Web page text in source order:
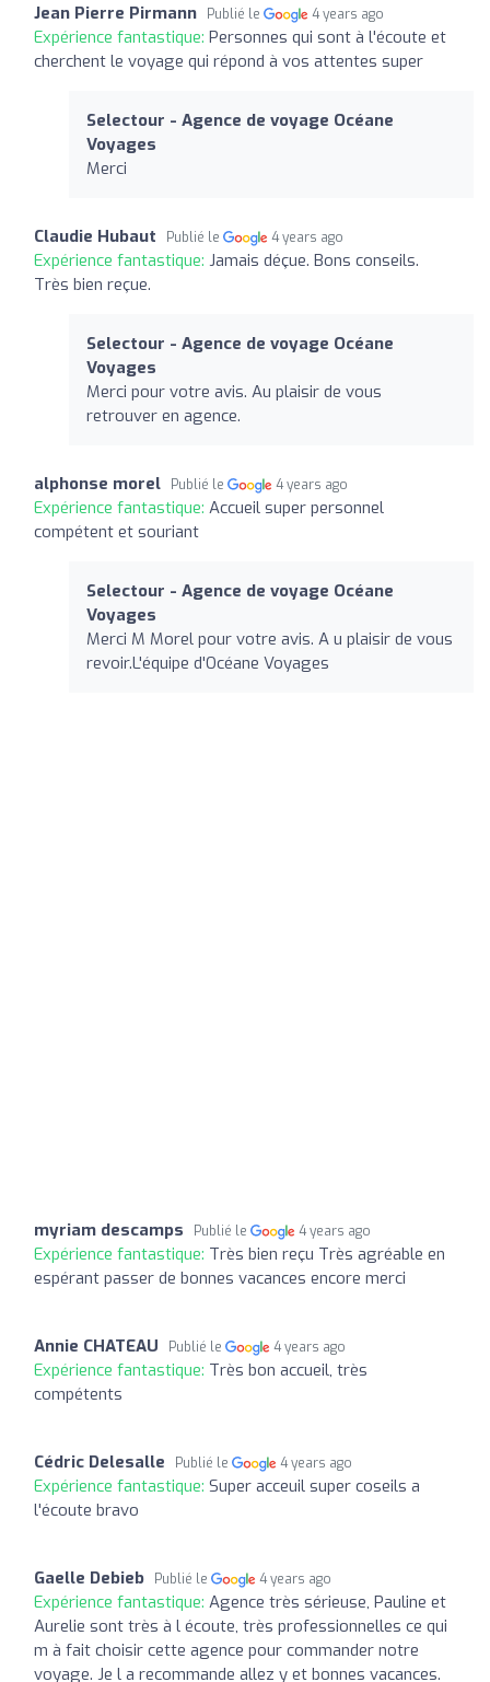
Jean Pierre Pirmann Publié le 4 years ago
Expérience fantastique: Personnes qui sont à l'écoute et
cherchent le voyage qui répond à vos attentes super
Selectour - Agence de voyage Océane
Voyages
Merci
Claudie Hubaut Publié le 4 years ago
Expérience fantastique: Jamais déçue. Bons conseils.
Très bien reçue.
Selectour - Agence de voyage Océane
Voyages
Merci pour votre avis. Au plaisir de vous
retrouver en agence.
alphonse morel Publié le 4 years ago
Expérience fantastique: Accueil super personnel
compétent et souriant
Selectour - Agence de voyage Océane
Voyages
Merci M Morel pour votre avis. A u plaisir de vous
revoir.L'équipe d'Océane Voyages
myriam descamps Publié le 4 years ago
Expérience fantastique: Très bien reçu Très agréable en
espérant passer de bonnes vacances encore merci
Annie CHATEAU Publié le 4 years ago
Expérience fantastique: Très bon accueil, très
compétents
Cédric Delesalle Publié le 4 years ago
Expérience fantastique: Super acceuil super coseils a
l'écoute bravo
Gaelle Debieb Publié le 4 years ago
Expérience fantastique: Agence très sérieuse, Pauline et
Aurelie sont très à l écoute, très professionnelles ce qui
m à fait choisir cette agence pour commander notre
voyage. Je l a recommande allez y et bonnes vacances.